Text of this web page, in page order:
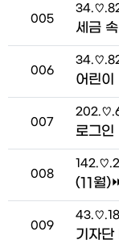
번호
005
접속자
세금
번호
006
접속자
어린이
번호
007
접속자
로그인
번호
008
접속자
번호
009
접속자
기자